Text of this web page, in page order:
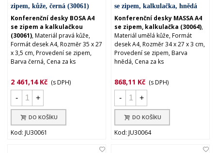
zipem, kůže, černá (30061)
Konferenční desky BOSA A4
se zipem a kalkulačkou
(30061), Materiál pravá kůže,
Formát desek A4, Rozměr 35 x 27
x 3,5 cm, Provedení se zipem,
Barva černá, Cena za ks
2 461,14 Kč (s DPH)
-
+
DO KOŠÍKU
Kod: JU30061
se zipem, kalkulačka, hnědá
(30064)
Konferenční desky MASSA A4
se zipem, kalkulačka (30064),
Materiál umělá kůže, Formát
desek A4, Rozměr 34 x 27 x 3 cm,
Provedení se zipem, Barva
hnědá, Cena za ks
868,11 Kč (s DPH)
-
+
DO KOŠÍKU
Kod: JU30064